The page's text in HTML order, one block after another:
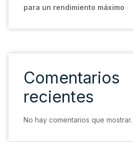
para un rendimiento máximo
Comentarios
recientes
No hay comentarios que mostrar.